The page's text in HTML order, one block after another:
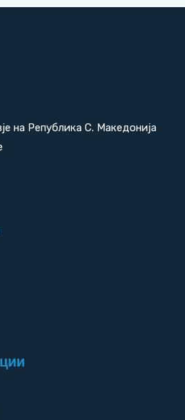
на Република С. Македонија